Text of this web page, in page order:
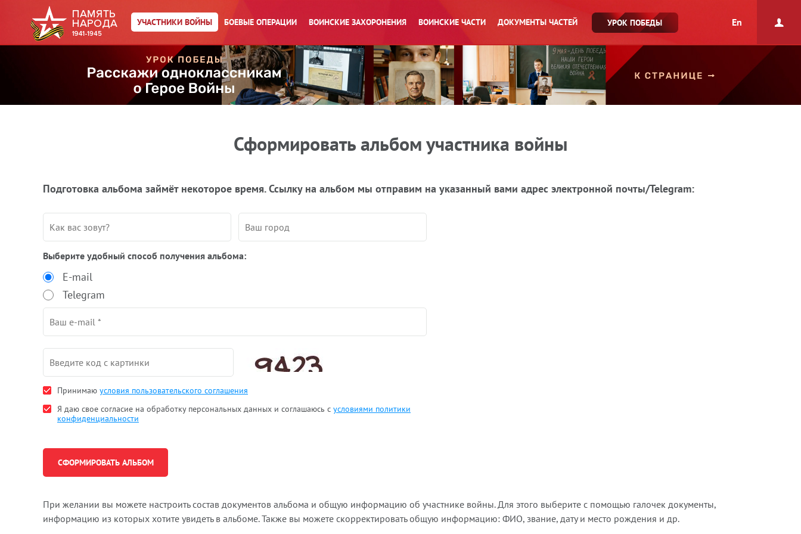
УЧАСТНИКИ ВОЙНЫ БОЕВЫЕ ОПЕРАЦИИ ВОИНСКИЕ ЗАХОРОНЕНИЯ ВОИНСКИЕ ЧАСТИ ДОКУМЕНТЫ ЧАСТЕЙ УРОК ПОБЕДЫ En
Сформировать альбом участника войны
Подготовка альбома займёт некоторое время. Ссылку на альбом мы отправим на указанный вами адрес электронной почты/Telegram:
Выберите удобный способ получения альбома:
E-mail
Telegram
Принимаю условия пользовательского соглашения
Я даю свое согласие на обработку персональных данных и соглашаюсь с условиями политики
конфиденциальности
При желании вы можете настроить состав документов альбома и общую информацию об участнике войны. Для этого выберите с помощью галочек документы,
информацию из которых хотите увидеть в альбоме. Также вы можете скорректировать общую информацию: ФИО, звание, дату и место рождения и др.